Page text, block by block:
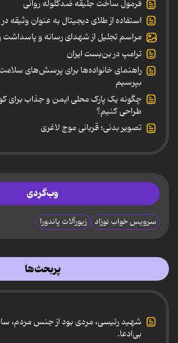
فرمول ساخت جلیقه ضدگلوله روانی
استفاده از طلای دیجیتال به عنوان وثیقه
مراسم تجلیل از شهدای رسانه و پاسداشت
ترامپ در بن‌بست ایران
راهنمای خانواده‌ها برای پرسش‌های
بپرسیم
چگونه یک پارک محلی ایمن و جذاب برای
طراحی کنیم؟
تصویر بدنی؛ قربانی موج لاغری
وب‌گردی
سرویس خواب نوزاد زیورآلات پاندورا
پربحث‌ها
شهید رئیسی، مردی بود از جنس مردم،
بی‌ادعا.